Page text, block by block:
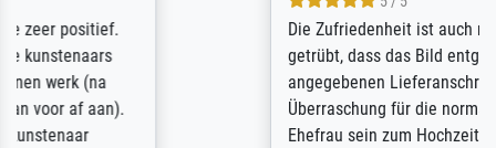
Die Zufriedenheit ist auch nicht dadurch
getrübt, dass das Bild entgegen einer
angegebenen Lieferanschrift (sollte eine
Überraschung für die normannische
Ehefrau sein zum Hochzeits- gleichzeitig